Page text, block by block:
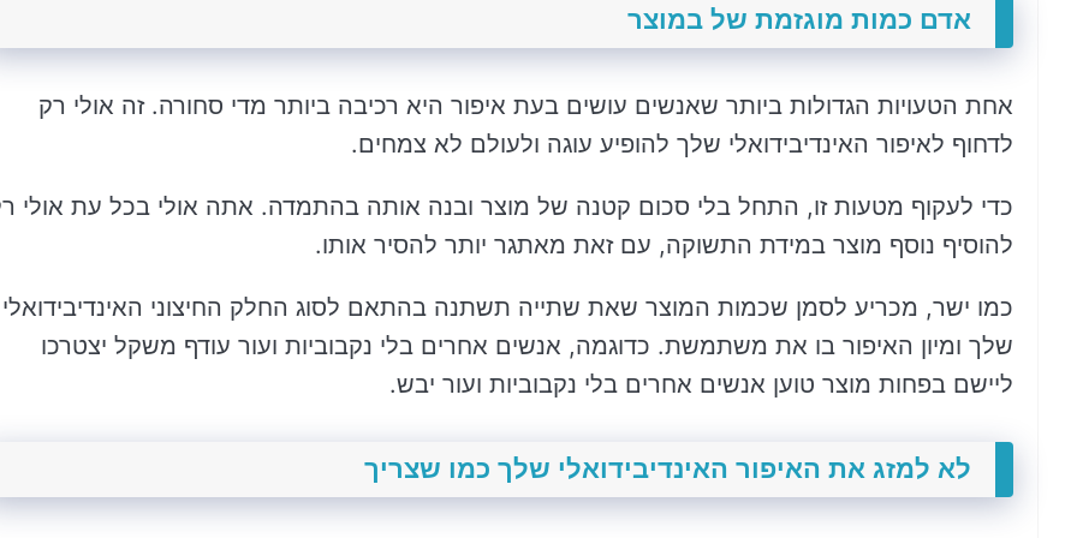
אדם כמות מוגזמת של במוצר
אחת הטעויות הגדולות ביותר שאנשים עושים בעת איפור היא רכיבה ביותר מדי סחורה. זה אולי רק
לדחוף לאיפור האינדיבידואלי שלך להופיע עוגה ולעולם לא צמחים.
כדי לעקוף מטעות זו, התחל בלי סכום קטנה של מוצר ובנה אותה בהתמדה. אתה אולי בכל עת אולי
להוסיף נוסף מוצר במידת התשוקה, עם זאת מאתגר יותר להסיר אותו.
כמו ישר, מכריע לסמן שכמות המוצר שאת שתייה תשתנה בהתאם לסוג החלק החיצוני האינדיבידואלי
שלך ומיון האיפור בו את משתמשת. כדוגמה, אנשים אחרים בלי נקבוביות ועור עודף משקל יצטרכו
ליישם בפחות מוצר טוען אנשים אחרים בלי נקבוביות ועור יבש.
לא למזג את האיפור האינדיבידואלי שלך כמו שצריך